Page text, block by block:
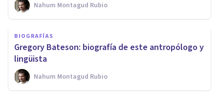
Nahum Montagud Rubio
BIOGRAFÍAS
Gregory Bateson: biografía de este antropólogo y
lingüista
Nahum Montagud Rubio